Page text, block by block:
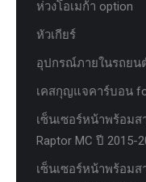
ห่วงโอเมก้า option
หัวเกียร์
อุปกรณ์ภายในรถยนต์
เคสกุญแจคาร์บอน
เซ็นเซอร์หน้าพร้อมส
Raptor MC ปี 2015-
เซ็นเซอร์หน้าพร้อมส